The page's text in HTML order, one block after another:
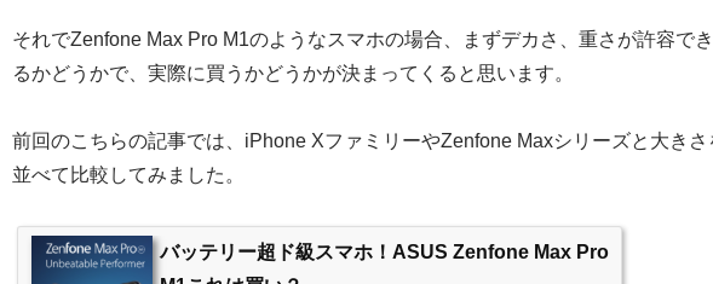
それでZenfone Max Pro M1のようなスマホの場合、まずデカさ、重さが許容でき
るかどうかで、実際に買うかどうかが決まってくると思います。
前回のこちらの記事では、iPhone XファミリーやZenfone Maxシリーズと大きさ
並べて比較してみました。
バッテリー超ド級スマホ！ASUS Zenfone Max Pro